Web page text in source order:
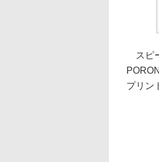
スピ
プリン